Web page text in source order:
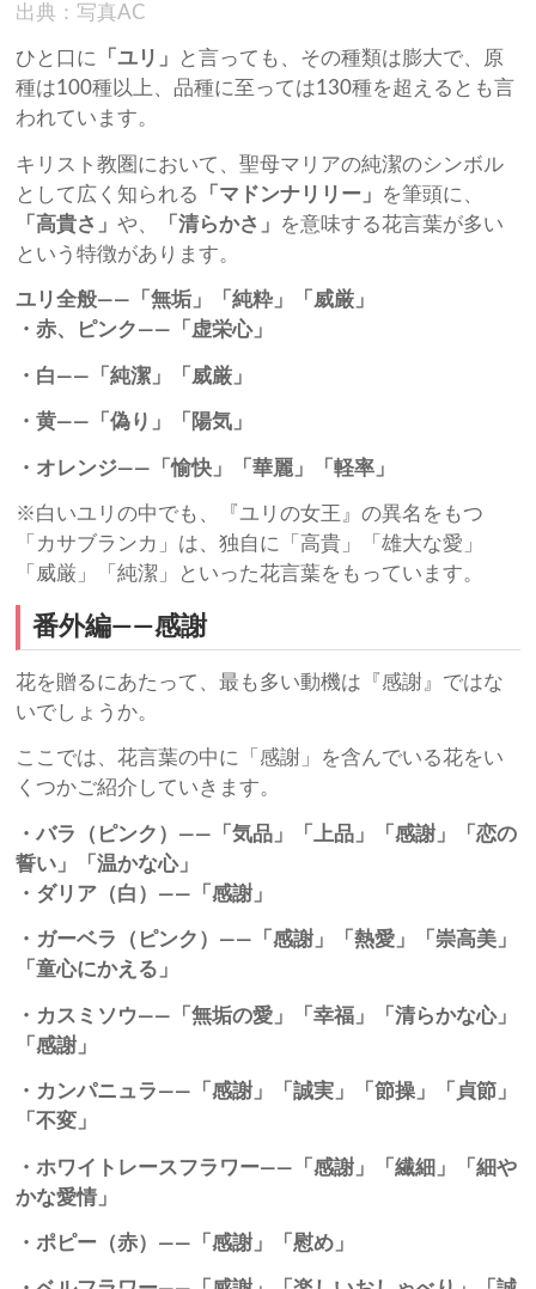
出典：写真AC
ひと口に 「ユリ」
と言っても、その種類は膨大で、原
種は100種以上、品種に至っては130種を超えるとも言
われています。
キリスト教圏において、聖母マリアの純潔のシンボル
として広く知られる
「マドンナリリー」 を筆頭に、
「高貴さ」や、 「清らかさ」 を意味する花言葉が多い
という特徴があります。
ユリ全般――「無垢」「純粋」「威厳」
・赤、ピンク――「虚栄心」
・白――「純潔」「威厳」
・黄――「偽り」「陽気」
・オレンジ――「愉快」「華麗」「軽率」
※白いユリの中でも、『ユリの女王』の異名をもつ
「カサブランカ」は、独自に「高貴」「雄大な愛」
「威厳」「純潔」といった花言葉をもっています。
番外編――感謝
花を贈るにあたって、最も多い動機は『感謝』ではな
いでしょうか。
ここでは、花言葉の中に「感謝」を含んでいる花をい
くつかご紹介していきます。
・バラ（ピンク）――「気品」「上品」「感謝」「恋の
誓い」「温かな心」
・ダリア（白）――「感謝」
・ガーベラ（ピンク）――「感謝」「熱愛」「崇高美」
「童心にかえる」
・カスミソウ――「無垢の愛」「幸福」「清らかな心」
「感謝」
・カンパニュラ――「感謝」「誠実」「節操」「貞節」
「不変」
・ホワイトレースフラワー――「感謝」「繊細」「細や
かな愛情」
・ポピー（赤）――「感謝」「慰め」